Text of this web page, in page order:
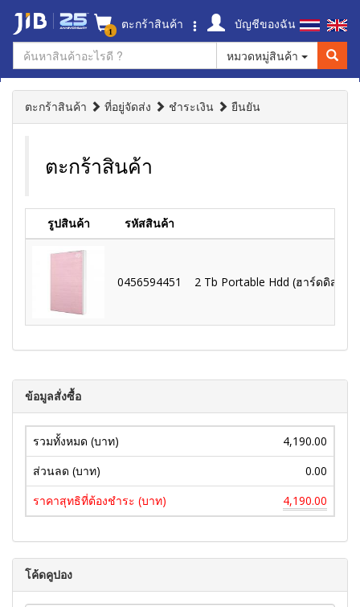
1 ตะกร้าสินค้า
บัญชีของฉัน
หมวดหมู่สินค้า
ตะกร้าสินค้า ที่อยู่จัดส่ง ชำระเงิน ยืนยัน
ตะกร้าสินค้า
รูปสินค้า รหัสสินค้า
0456594451 2 Tb Portable Hdd (ฮาร์ดดิสก์พ
ข้อมูลสั่งซื้อ
รวมทั้งหมด (บาท)
4,190.00
ส่วนลด (บาท)
0.00
ราคาสุทธิที่ต้องชำระ (บาท)
4,190.00
โค้ดคูปอง